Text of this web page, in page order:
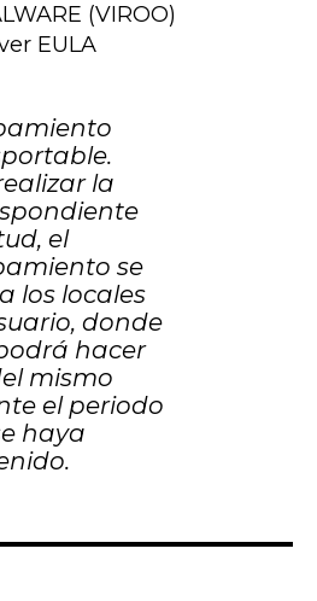
(VIROO)
EULA
la
el
se
los locales
donde
hacer
mismo
el periodo
haya